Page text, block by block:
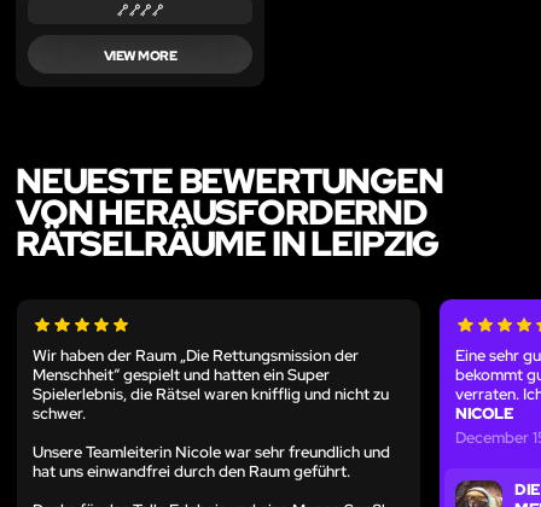
VIEW MORE
NEUESTE BEWERTUNGEN
VON HERAUSFORDERND
RÄTSELRÄUME IN LEIPZIG
Wir haben der Raum „Die Rettungsmission der
Menschheit“ gespielt und hatten ein Super
Spielerlebnis, die Rätsel waren knifflig und nicht zu
schwer.
Unsere Teamleiterin Nicole war sehr freundlich und
hat uns einwandfrei durch den Raum geführt.
Eine sehr
bekommt
verraten.
NICOLE
December